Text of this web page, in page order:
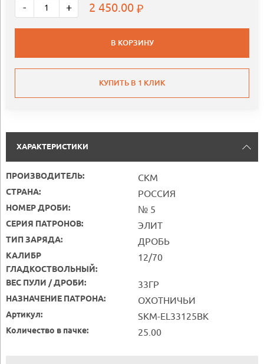
- + 2 450.00
В КОРЗИНУ
КУПИТЬ В 1 КЛИК
ХАРАКТЕРИСТИКИ
ПРОИЗВОДИТЕЛЬ: СКМ
СТРАНА: РОССИЯ
НОМЕР ДРОБИ: № 5
СЕРИЯ ПАТРОНОВ: ЭЛИТ
ТИП ЗАРЯДА: ДРОБЬ
КАЛИБР
ГЛАДКОСТВОЛЬНЫЙ:
12/70
ВЕС ПУЛИ / ДРОБИ: 33ГР
НАЗНАЧЕНИЕ ПАТРОНА: ОХОТНИЧЬИ
Артикул: SKM-EL33125BK
Количество в пачке: 25.00